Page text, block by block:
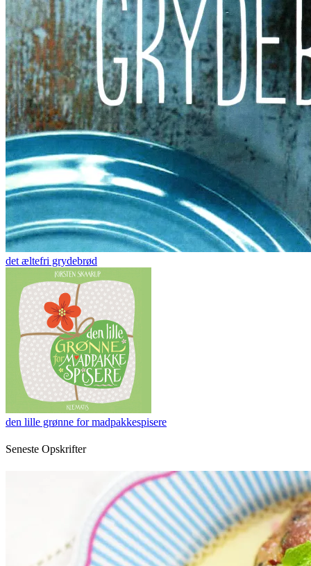
det æltefri grydebrød
den lille grønne for madpakkespisere
Seneste Opskrifter